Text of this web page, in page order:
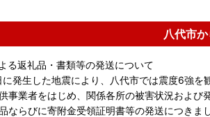
八代市
る返礼品・書類等の発送について
発生した地震により、八代市では震度6強を
事業者をはじめ、関係各所の被害状況および
ならびに寄附金受領証明書等の発送につきま